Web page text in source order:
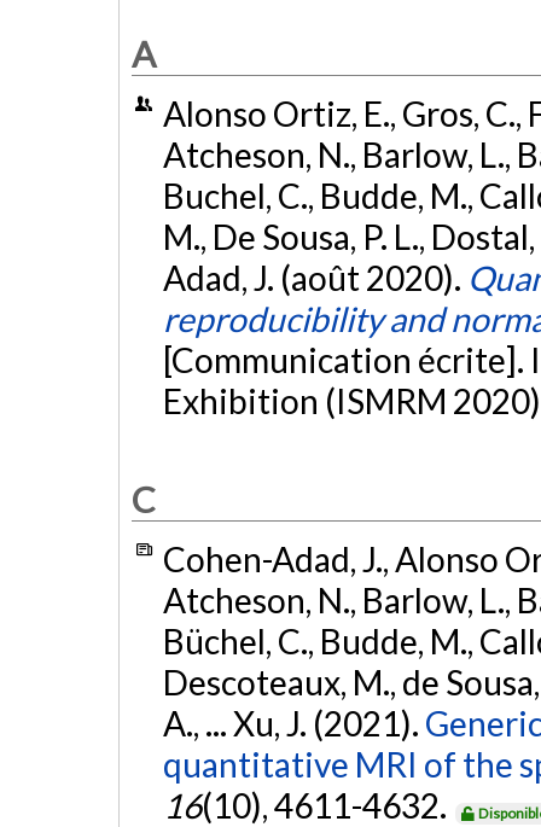
A
Alonso Ortiz, E., Gros, C.,
Atcheson, N., Barlow, L.,
Buchel, C., Budde, M.,
M., De Sousa, P. L.,
Adad, J. (août 2020).
reproducibility and
[Communication écrite].
Exhibition (ISMRM
C
Cohen-Adad, J., Alonso
Atcheson, N., Barlow, L.,
Büchel, C., Budde, M.,
Descoteaux, M., de
A., ... Xu, J. (2021).
quantitative MRI of the
16(10), 4611-4632.